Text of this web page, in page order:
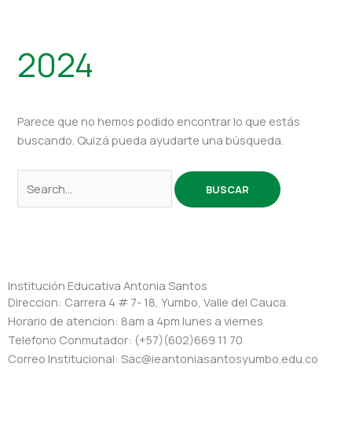
2024
Parece que no hemos podido encontrar lo que estás
buscando. Quizá pueda ayudarte una búsqueda.
Institución Educativa Antonia Santos
Direccion: Carrera 4 # 7- 18, Yumbo, Valle del Cauca.
Horario de atencion: 8am a 4pm lunes a viernes
Telefono Conmutador: (+57)(602)669 11 70
Correo Institucional: Sac@ieantoniasantosyumbo.edu.co